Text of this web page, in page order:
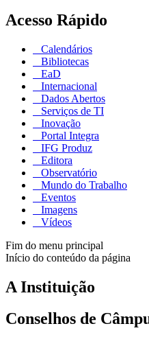
Acesso Rápido
Calendários
Bibliotecas
EaD
Internacional
Dados Abertos
Serviços de TI
Inovação
Portal Integra
IFG Produz
Editora
Observatório
Mundo do Trabalho
Eventos
Imagens
Vídeos
Fim do menu principal
Início do conteúdo da página
A Instituição
Conselhos de